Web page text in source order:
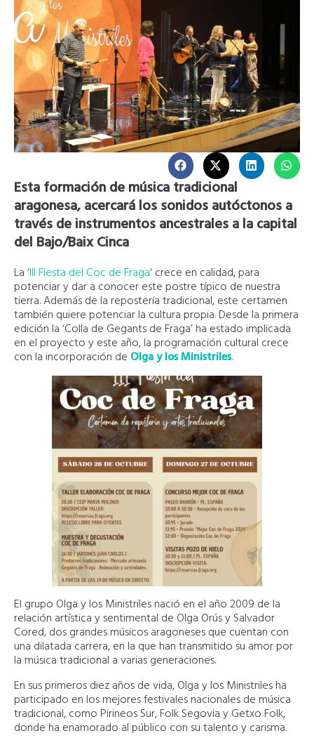
Esta formación de música tradicional
aragonesa, acercará los sonidos autóctonos a
través de instrumentos ancestrales a la capital
del Bajo/Baix Cinca
La ‘III Fiesta del Coc de Fraga‘ crece en calidad, para
potenciar y dar a conocer este postre típico de nuestra
tierra. Además de la repostería tradicional, este certamen
también quiere potenciar la cultura propia. Desde la primera
edición la ‘Colla de Gegants de Fraga’ ha estado implicada
en el proyecto y este año, la programación cultural crece
con la incorporación de Olga y los Ministriles.
El grupo Olga y los Ministriles nació en el año 2009 de la
relación artística y sentimental de Olga Orús y Salvador
Cored, dos grandes músicos aragoneses que cuentan con
una dilatada carrera, en la que han transmitido su amor por
la música tradicional a varias generaciones.
En sus primeros diez años de vida, Olga y los Ministriles ha
participado en los mejores festivales nacionales de música
tradicional, como Pirineos Sur, Folk Segovia y Getxo Folk,
donde ha enamorado al público con su talento y carisma.